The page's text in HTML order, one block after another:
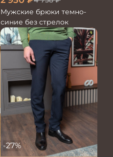
Мужские брюки темно-
синие без стрелок
-27%